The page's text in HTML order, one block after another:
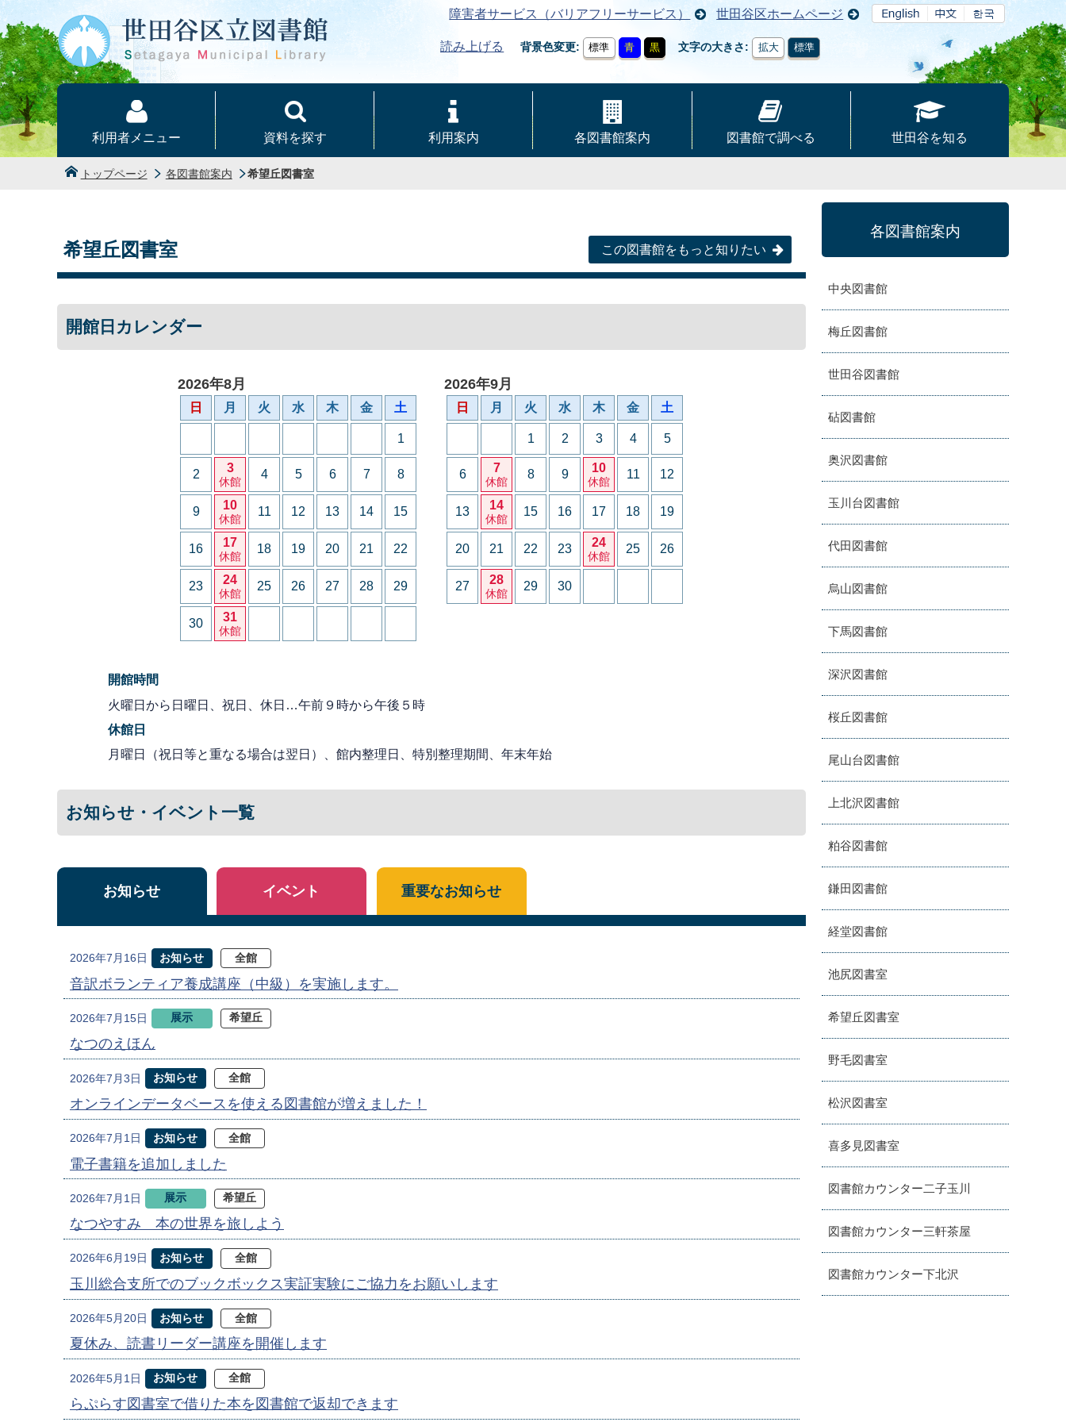
本文へ
障害者サービス（バリアフリーサービス） 世田谷区ホームページ
読み上げる 背景色変更 標準 青 黒 文字の大きさ 拡大 標準
利用者メニュー 資料を探す 利用案内 各図書館案内 図書館で調べる 世田谷を知る
トップページ 各図書館案内 希望丘図書室
希望丘図書室 この図書館をもっと知りたい
開館日カレンダー
2026年8月
日 月 火 水 木 金 土
1
2 3
休館
4 5 6 7 8
9 10
休館
11 12 13 14 15
16 17
休館
18 19 20 21 22
23 24
休館
25 26 27 28 29
30 31
休館
2026年9月
日 月 火 水 木 金 土
1 2 3 4 5
6 7
休館
8 9 10
休館
11 12
13 14
休館
15 16 17 18 19
20 21 22 23 24
休館
25 26
27 28
休館
29 30
開館時間
火曜日から日曜日、祝日、休日…午前９時から午後５時
休館日
月曜日（祝日等と重なる場合は翌日）、館内整理日、特別整理期間、年末年始
お知らせ・イベント一覧
お知らせ
2026年7月16日 お知らせ 全館
音訳ボランティア養成講座（中級）を実施します。
2026年7月15日 展示 希望丘
なつのえほん
2026年7月3日 お知らせ 全館
オンラインデータベースを使える図書館が増えました！
2026年7月1日 お知らせ 全館
電子書籍を追加しました
2026年7月1日 展示 希望丘
なつやすみ 本の世界を旅しよう
2026年6月19日 お知らせ 全館
玉川総合支所でのブックボックス実証実験にご協力をお願いします
2026年5月20日 お知らせ 全館
夏休み、読書リーダー講座を開催します
2026年5月1日 お知らせ 全館
らぷらす図書室で借りた本を図書館で返却できます
イベント 重要なお知らせ
各図書館案内
中央図書館
梅丘図書館
世田谷図書館
砧図書館
奥沢図書館
玉川台図書館
代田図書館
烏山図書館
下馬図書館
深沢図書館
桜丘図書館
尾山台図書館
上北沢図書館
粕谷図書館
鎌田図書館
経堂図書館
池尻図書室
希望丘図書室
野毛図書室
松沢図書室
喜多見図書室
図書館カウンター二子玉川
図書館カウンター三軒茶屋
図書館カウンター下北沢